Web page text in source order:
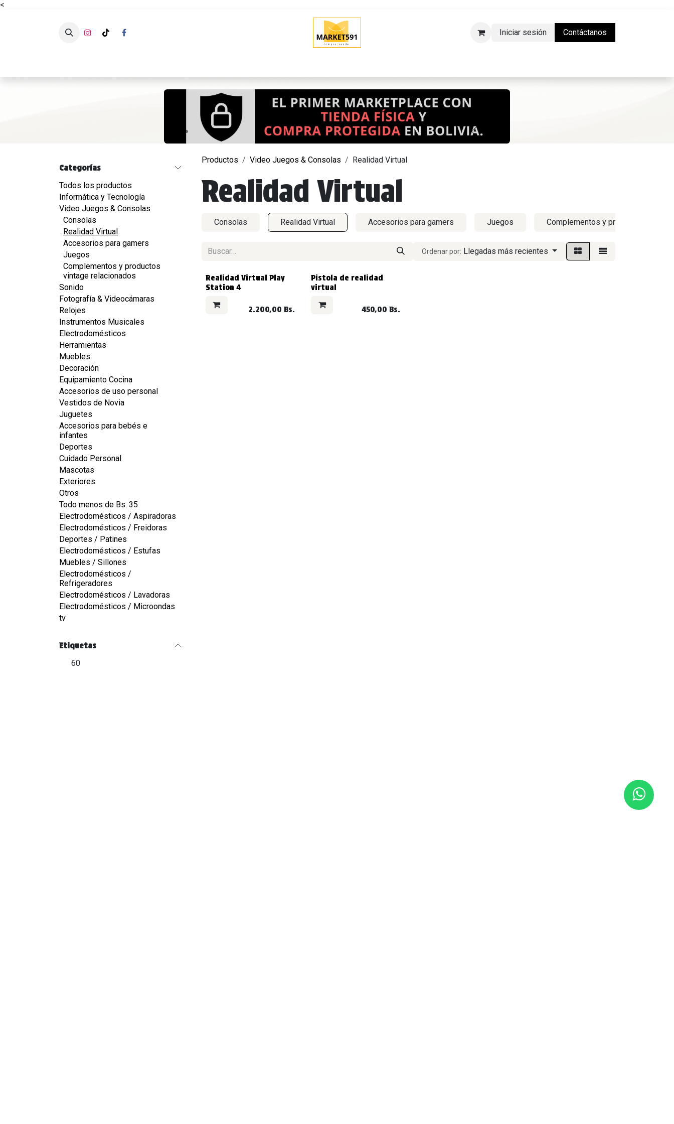
<
Iniciar sesión
Contáctanos
Anterior
Categorías
Todos los productos
Informática y Tecnología
Video Juegos & Consolas
Consolas
Realidad Virtual
Accesorios para gamers
Juegos
Complementos y productos
vintage relacionados
Sonido
Fotografía & Videocámaras
Relojes
Instrumentos Musicales
Electrodomésticos
Herramientas
Muebles
Decoración
Equipamiento Cocina
Accesorios de uso personal
Vestidos de Novia
Juguetes
Accesorios para bebés e
infantes
Deportes
Cuidado Personal
Mascotas
Exteriores
Otros
Todo menos de Bs. 35
Electrodomésticos / Aspiradoras
Electrodomésticos / Freidoras
Deportes / Patines
Electrodomésticos / Estufas
Muebles / Sillones
Electrodomésticos /
Refrigeradores
Electrodomésticos / Lavadoras
Electrodomésticos / Microondas
tv
Etiquetas
60
Productos Video Juegos & Consolas Realidad Virtual
Realidad Virtual
Consolas Realidad Virtual Accesorios para gamers Juegos Complementos y productos vintage
Ordenar por: Llegadas más recientes
VENDIDO
Realidad Virtual Play
Station 4
2.200,00 Bs.
VENDIDO
Pistola de realidad
virtual
450,00 Bs.